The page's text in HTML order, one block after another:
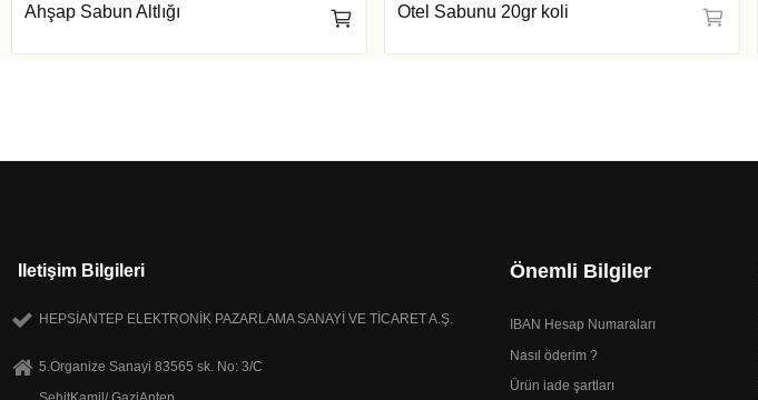
Ahşap Sabun Altlığı Otel Sabunu 20gr koli
Iletişim Bilgileri
HEPSİANTEP ELEKTRONİK PAZARLAMA SANAYİ VE TİCARET A.Ş.
5.Organize Sanayi 83565 sk. No: 3/C
Önemli Bilgiler
IBAN Hesap Numaraları
Nasıl öderim ?
Ürün iade şartları